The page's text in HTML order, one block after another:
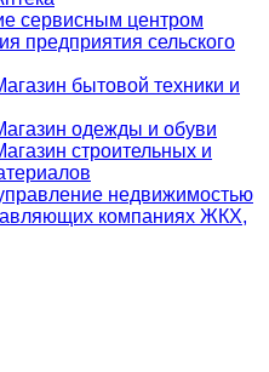
сервисным центром
предприятия сельского
бытовой техники и
одежды и обуви
строительных и
недвижимостью
компаниях ЖКХ,